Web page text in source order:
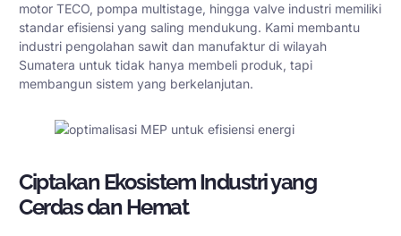
motor TECO, pompa multistage, hingga valve industri memiliki
standar efisiensi yang saling mendukung. Kami membantu
industri pengolahan sawit dan manufaktur di wilayah
Sumatera untuk tidak hanya membeli produk, tapi
membangun sistem yang berkelanjutan.
Ciptakan Ekosistem Industri yang
Cerdas dan Hemat